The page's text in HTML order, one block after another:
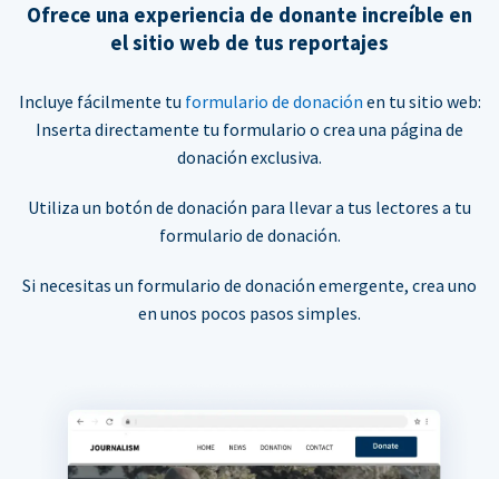
Ofrece una experiencia de donante increíble en
el sitio web de tus reportajes
Incluye fácilmente tu formulario de donación en tu sitio web:
Inserta directamente tu formulario o crea una página de
donación exclusiva.
Utiliza un botón de donación para llevar a tus lectores a tu
formulario de donación.
Si necesitas un formulario de donación emergente, crea uno
en unos pocos pasos simples.